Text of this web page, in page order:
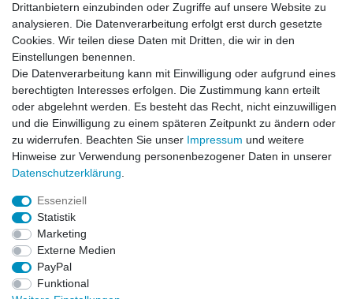
E-MAIL **
Newsletter
Honig
Hiermit bestätige ich, dass ich die
Einwilligung kann ich jederzeit widerrufen.**
Abonnieren
** Hierbei handelt es sich um ein Pflichtfeld.
Drittanbietern einzubinden oder Zugriffe auf unsere Website zu
analysieren. Die Datenverarbeitung erfolgt erst durch gesetzte
Cookies. Wir teilen diese Daten mit Dritten, die wir in den
Einstellungen benennen.
Die Datenverarbeitung kann mit Einwilligung oder aufgrund eines
berechtigten Interesses erfolgen. Die Zustimmung kann erteilt
oder abgelehnt werden. Es besteht das Recht, nicht einzuwilligen
und die Einwilligung zu einem späteren Zeitpunkt zu ändern oder
zu widerrufen. Beachten Sie unser Impressum und weitere
Hinweise zur Verwendung personenbezogener Daten in unserer
Daten­schutz­erklärung
Essenziell
Statistik
Marketing
Externe Medien
PayPal
Funktional